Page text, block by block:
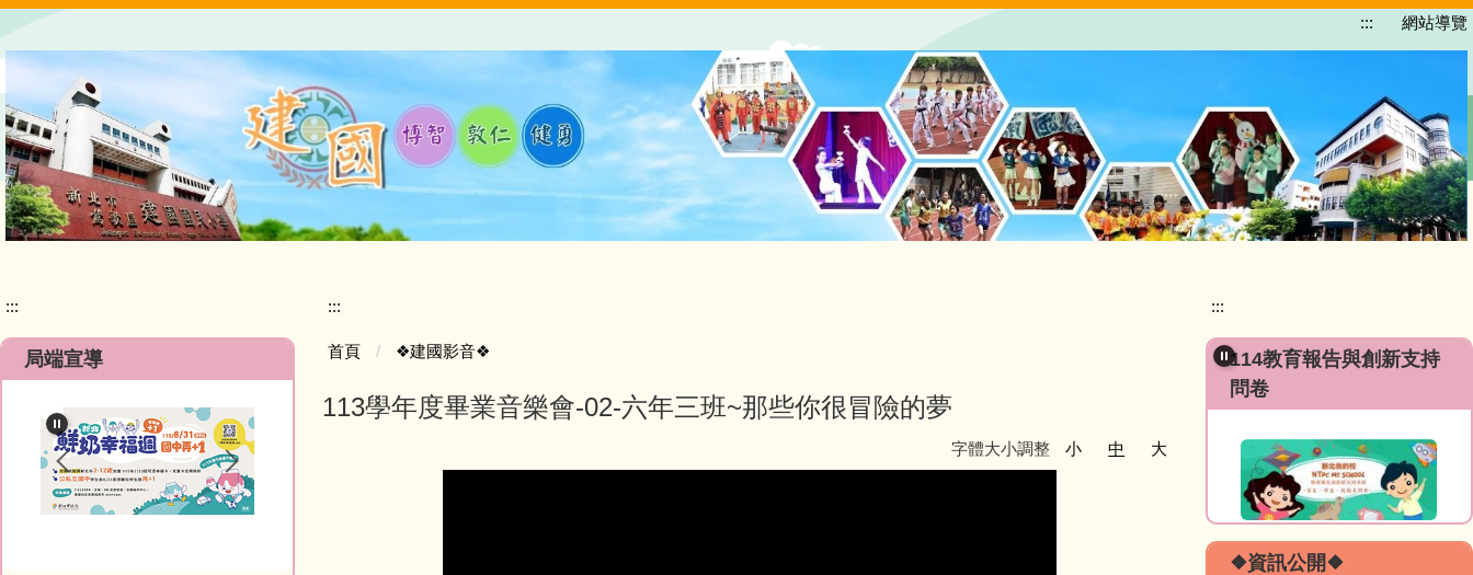
主
內
容
區
::: 網站導覽
:::
局端宣導
:::
首頁 ❖建國影音❖
113學年度畢業音樂會-02-六年三班~那些你很冒險的夢
字體大小調整 小 中 大
:::
114教育報告與創新支持
問卷
❖資訊公開❖